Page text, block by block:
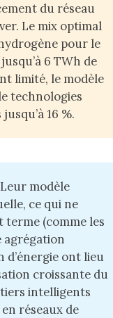
du réseau
Le mix optimal
pour le
6 TWh de
limité, le modèle
technologies
16 %.
modèle
ce qui ne
terme (comme les
agrégation
ont lieu
croissante du
intelligents
réseaux de